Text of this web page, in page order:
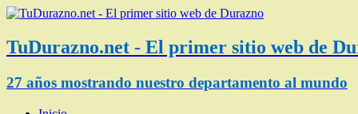
TuDurazno.net - El primer sitio web de
27 años mostrando nuestro departamento al mundo